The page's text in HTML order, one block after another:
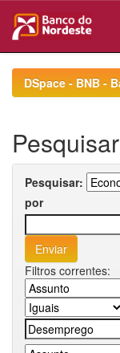
navigationDSpace - BNB -
Pesquisar
Pesquisar:
por
Filtros correntes: